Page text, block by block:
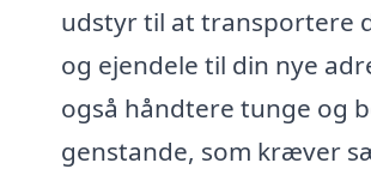
udstyr til at transportere
og ejendele til din nye
også håndtere tunge og
genstande, som kræver